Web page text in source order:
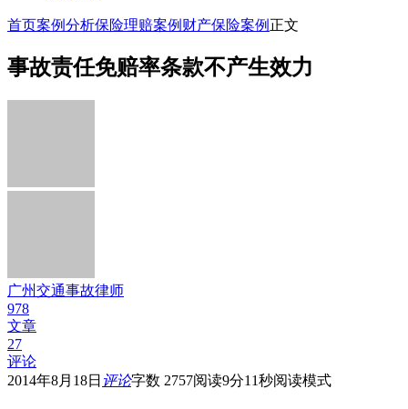
首页案例分析保险理赔案例 财产保险案例 正文
事故责任免赔率条款不产生效力
广州交通事故律师
978
文章
27
评论
2014年8月18日 评论字数 2757阅读9分11秒阅读模式